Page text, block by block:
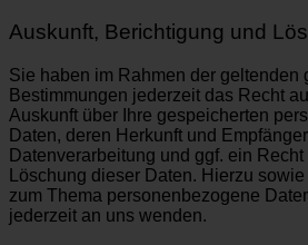
Auskunft, Berichtigung und
Sie haben im Rahmen der geltenden
Bestimmungen jederzeit das Recht
Auskunft über Ihre gespeicherten
Daten, deren Herkunft und
Datenverarbeitung und ggf. ein
Löschung dieser Daten. Hierzu
zum Thema personenbezogene
jederzeit an uns wenden.